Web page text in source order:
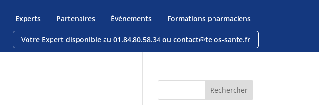
Experts Partenaires Événements Formations pharmaciens
Votre Expert disponible au 01.84.80.58.34 ou contact@telos-sante.fr
Rechercher